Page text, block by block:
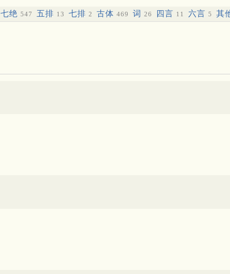
七绝 547 五排 13 七排 2 古体 469 词 26 四言 11 六言 5 其